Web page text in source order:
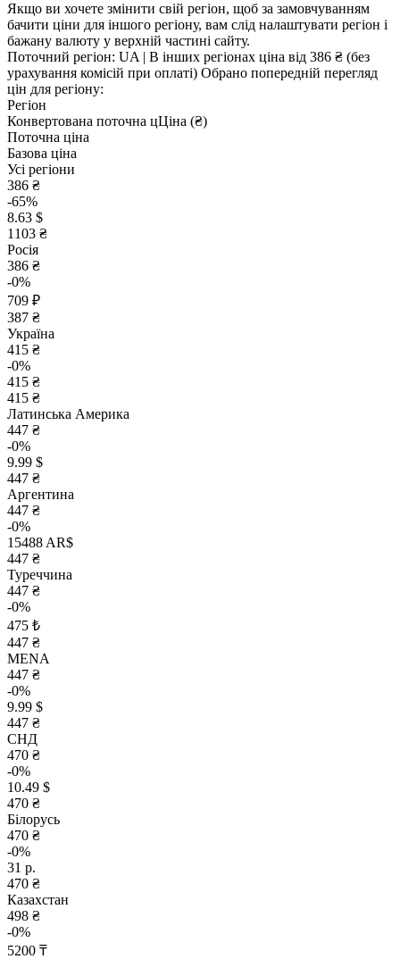
Якщо ви хочете змінити свій регіон, щоб за замовчуванням
бачити ціни для іншого регіону, вам слід налаштувати регіон і
бажану валюту у верхній частині сайту.
Поточний регіон: UA | В інших регіонах ціна від 386 ₴ (без
урахування комісій при оплаті) Обрано попередній перегляд
цін для регіону:
Регіон
Конвертована поточна цЦіна (₴)
Поточна ціна
Базова ціна
Усі регіони
386 ₴
-65%
8.63 $
1103 ₴
Росія
386 ₴
-0%
709 ₽
387 ₴
Україна
415 ₴
-0%
415 ₴
415 ₴
Латинська Америка
447 ₴
-0%
9.99 $
447 ₴
Аргентина
447 ₴
-0%
15488 AR$
447 ₴
Туреччина
447 ₴
-0%
475 ₺
447 ₴
MENA
447 ₴
-0%
9.99 $
447 ₴
СНД
470 ₴
-0%
10.49 $
470 ₴
Білорусь
470 ₴
-0%
31 р.
470 ₴
Казахстан
498 ₴
-0%
5200 ₸